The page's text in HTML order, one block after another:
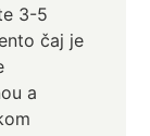
3-5
čaj je
a